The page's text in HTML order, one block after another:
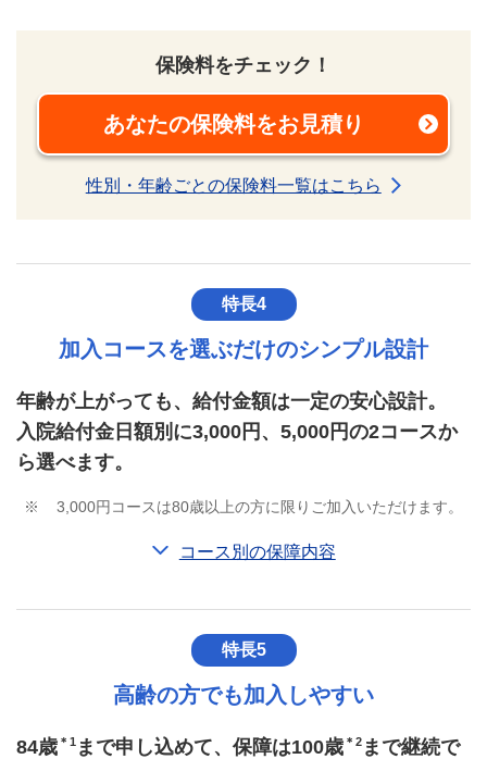
保険料をチェック！
あなたの保険料をお見積り
新規ウィンドウを開きま
性別・年齢ごとの保険料一覧はこちら
特長4
加入コースを選ぶだけのシンプル設計
年齢が上がっても、給付金額は一定の安心設計。
入院給付金日額別に3,000円、5,000円の2コースか
ら選べます。
※ 3,000円コースは80歳以上の方に限りご加入いただけます。
コース別の保障内容
特長5
高齢の方でも加入しやすい
84歳 ＊1 まで申し込めて、保障は100歳 ＊2 まで継続で